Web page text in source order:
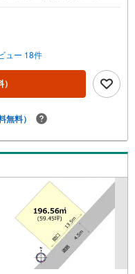
な不動産知識＞戸建・マン
動産を取り扱っておりま
子育て環境や行政などの
良い物件選びをしていた
トさせていただきます。2.
は【購入】【売却】【引っ
宅ローンや各種税金につい
れのご家族皆様で、ぜひお
18:00（定休日:火・水曜
のご案内も可能ですので、
ださい！
ュー 18件
無料）